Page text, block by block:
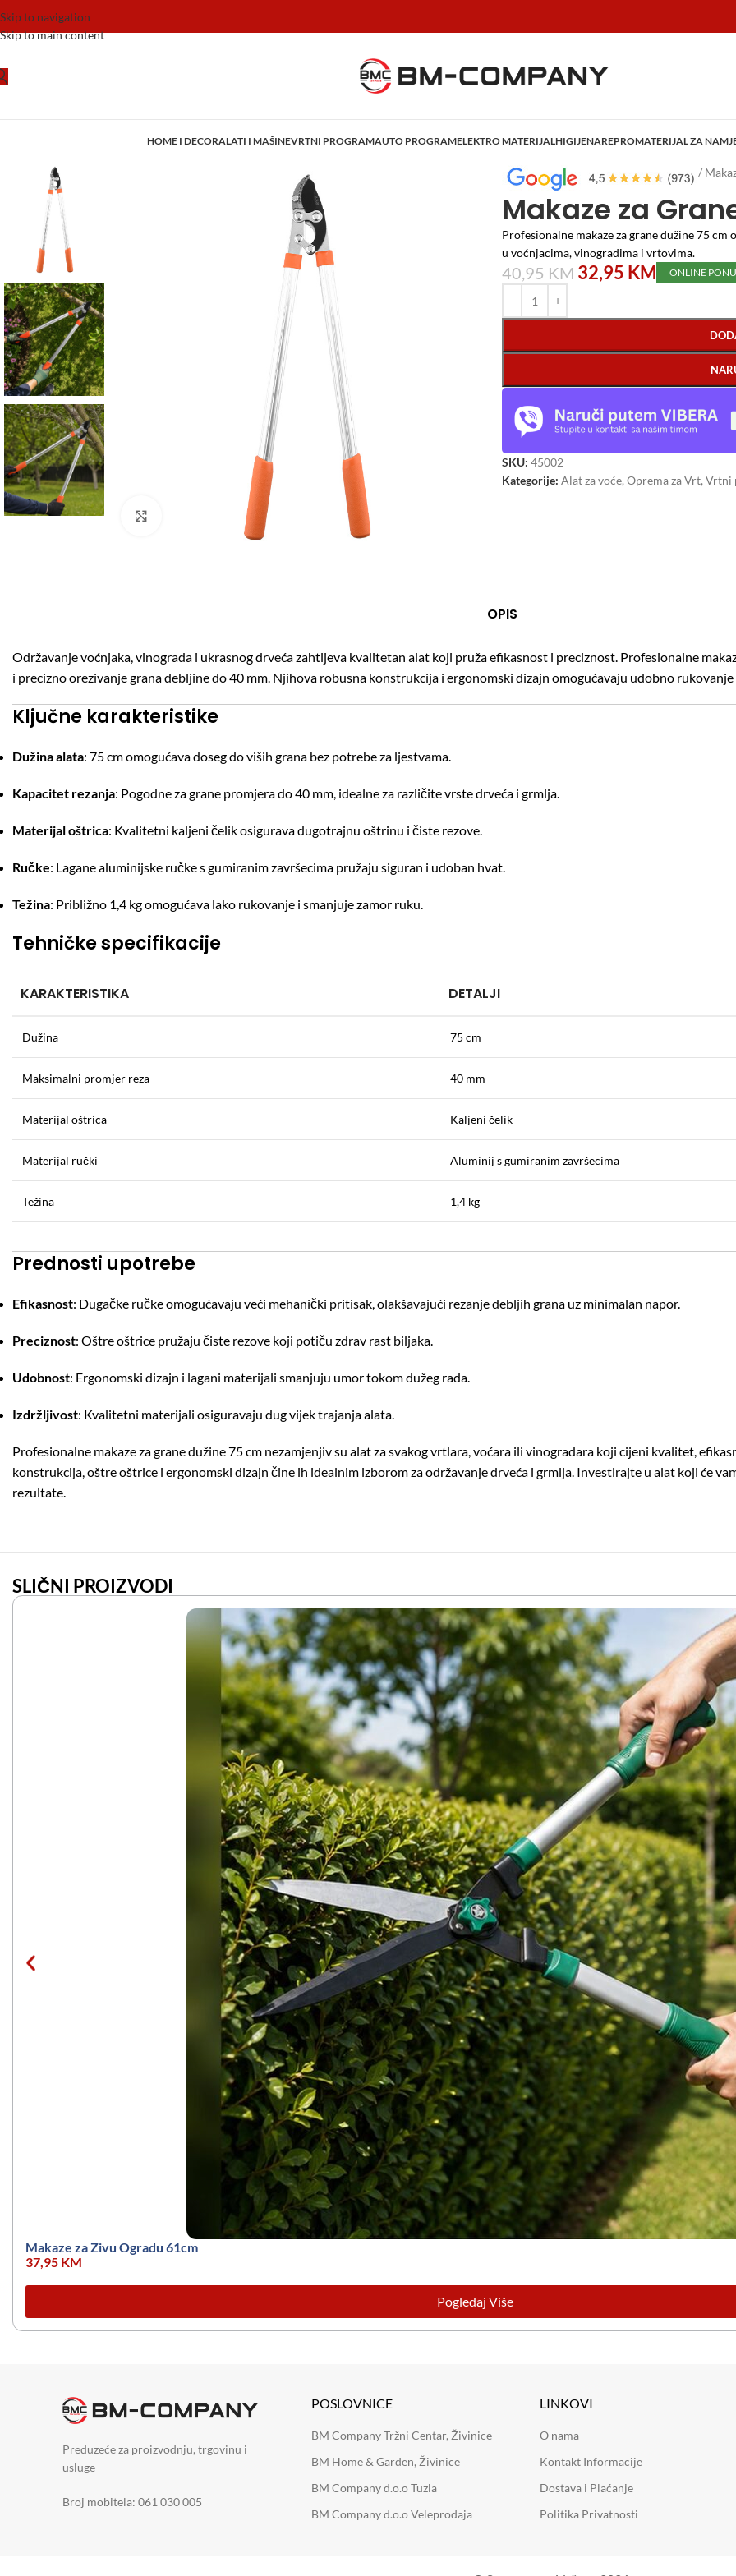
Skip to navigation
Skip to main content
HOME I DECORALATI I MAŠINEVRTNI PROGRAMAUTO PROGRAMELEKTRO MATERIJALHIGIJENAREPROMATERIJAL ZA
Početna/Vrtni program /Alat za voće /
Makaze za
Profesionalne makaze za grane dužine 75
u voćnjacima, vinogradima i vrtovima.
40,95KM 32,95 KM ONLINE
SKU: 45002
Kategorije: Alat za voće, Oprema za Vrt, Vrtni
OPIS
Održavanje voćnjaka, vinograda i ukrasnog drveća zahtijeva kvalitetan alat koji pruža efikasnost i preciznost. Profesionalne
i precizno orezivanje grana debljine do 40 mm. Njihova robusna konstrukcija i ergonomski dizajn omogućavaju udobno
Ključne karakteristike
Dužina alata: 75 cm omogućava doseg do viših grana bez potrebe za ljestvama.
Kapacitet rezanja: Pogodne za grane promjera do 40 mm, idealne za različite vrste drveća i grmlja.
Materijal oštrica: Kvalitetni kaljeni čelik osigurava dugotrajnu oštrinu i čiste rezove.
Ručke: Lagane aluminijske ručke s gumiranim završecima pružaju siguran i udoban hvat.
Težina: Približno 1,4 kg omogućava lako rukovanje i smanjuje zamor ruku.
Tehničke specifikacije
KARAKTERISTIKA DETALJI
Dužina 75 cm
Maksimalni promjer reza 40 mm
Materijal oštrica Kaljeni čelik
Materijal ručki Aluminij s gumiranim završecima
Težina 1,4 kg
Prednosti upotrebe
Efikasnost: Dugačke ručke omogućavaju veći mehanički pritisak, olakšavajući rezanje debljih grana uz minimalan napor.
Preciznost: Oštre oštrice pružaju čiste rezove koji potiču zdrav rast biljaka.
Udobnost: Ergonomski dizajn i lagani materijali smanjuju umor tokom dužeg rada.
Izdržljivost: Kvalitetni materijali osiguravaju dug vijek trajanja alata.
Profesionalne makaze za grane dužine 75 cm nezamjenjiv su alat za svakog vrtlara, voćara ili vinogradara koji cijeni kvalitet,
konstrukcija, oštre oštrice i ergonomski dizajn čine ih idealnim izborom za održavanje drveća i grmlja. Investirajte u alat koji će
rezultate.
SLIČNI PROIZVODI
Makaze za Zivu Ogradu 61cm
37,95 KM
Pogledaj Više
Preduzeće za proizvodnju, trgovinu i
usluge
Broj mobitela: 061 030 005
POSLOVNICE
BM Company Tržni Centar, Živinice
BM Home & Garden, Živinice
BM Company d.o.o Tuzla
BM Company d.o.o Veleprodaja
LINKOVI
O nama
Kontakt Informacije
Dostava i Plaćanje
Politika Privatnosti